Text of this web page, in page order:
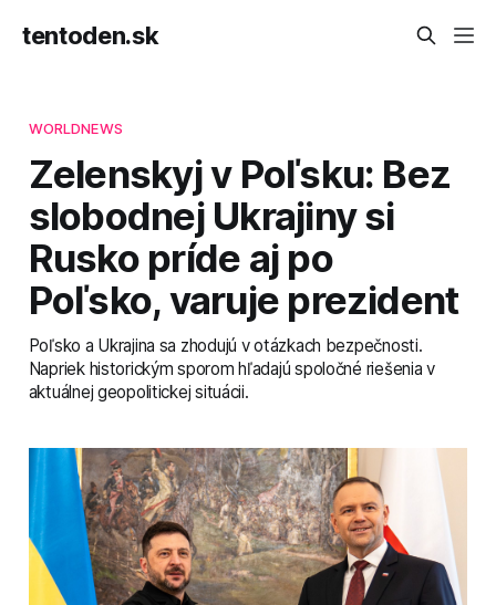
tentoden.sk
WORLDNEWS
Zelenskyj v Poľsku: Bez
slobodnej Ukrajiny si
Rusko príde aj po
Poľsko, varuje prezident
Poľsko a Ukrajina sa zhodujú v otázkach bezpečnosti.
Napriek historickým sporom hľadajú spoločné riešenia v
aktuálnej geopolitickej situácii.